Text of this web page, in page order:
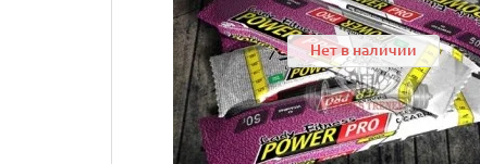
Нет в наличии